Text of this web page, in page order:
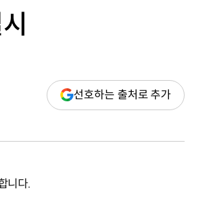
선호하는 출처로 추가(새
창
니다.